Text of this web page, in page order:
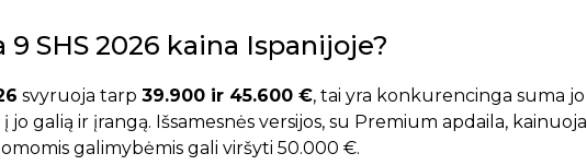
9 SHS 2026 kaina Ispanijoje?
svyruoja tarp 39.900 ir 45.600 €, tai yra konkurencinga suma jo
jo galią ir įrangą. Išsamesnės versijos, su Premium apdaila, kainuoja
galimybėmis gali viršyti 50.000 €.